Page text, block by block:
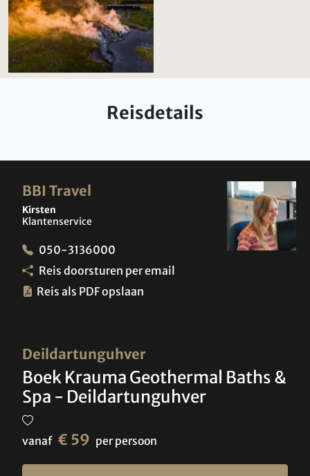
Reisdetails
Deildartunguhver
Boek Krauma Geothermal Baths &
Spa - Deildartunguhver
vanaf € 59 per persoon
BBI Travel
Kirsten
Klantenservice
050-3136000
Reis doorsturen per email
Reis als PDF opslaan